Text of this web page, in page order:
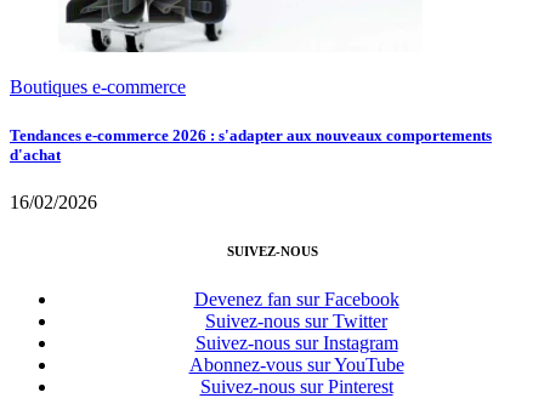
Boutiques e-commerce
Tendances e-commerce 2026 : s'adapter aux nouveaux comportements
d'achat
16/02/2026
SUIVEZ-NOUS
Devenez fan sur Facebook
Suivez-nous sur Twitter
Suivez-nous sur Instagram
Abonnez-vous sur YouTube
Suivez-nous sur Pinterest